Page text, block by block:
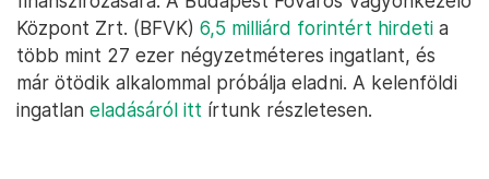
Központ Zrt. (BFVK) 6,5 milliárd forintért hirdeti a
több mint 27 ezer négyzetméteres ingatlant, és
már ötödik alkalommal próbálja eladni. A kelenföldi
ingatlan eladásáról itt írtunk részletesen.